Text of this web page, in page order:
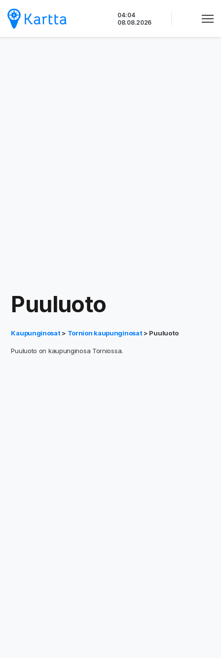
sisältöön
04:04
08.08.2026
Puuluoto
Kaupunginosat > Tornion kaupunginosat > Puuluoto
Puuluoto on kaupunginosa Torniossa.